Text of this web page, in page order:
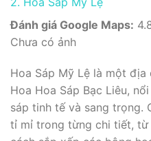
Đánh giá Google Maps:
Chưa có ảnh
Hoa Sáp Mỹ Lệ là một
Hoa Hoa Sáp Bạc Liêu,
sáp tinh tế và sang trọng.
tỉ mỉ trong từng chi tiết, từ